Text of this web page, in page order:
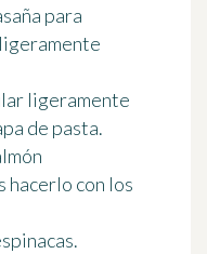
para
ligeramente
de pasta.
hacerlo con los